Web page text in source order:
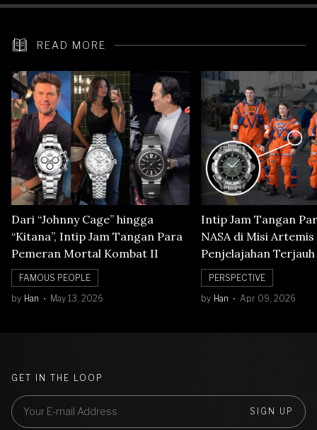
READ MORE
Dari “Johnny Cage” hingga
“Kitana”, Intip Jam Tangan Para
Pemeran Mortal Kombat II
FAMOUS PEOPLE
by Han May 13, 2026
Intip Jam Tangan
NASA di Misi
Penjelajahan
Orbit Bulan
PERSPECTIVE
by Han Apr 09, 2026
GET IN THE LOOP
SIGN UP